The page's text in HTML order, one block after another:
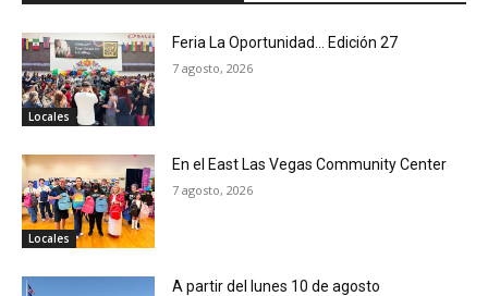
Locales
Feria La Oportunidad… Edición 27
7 agosto, 2026
Locales
En el East Las Vegas Community Center
7 agosto, 2026
A partir del lunes 10 de agosto